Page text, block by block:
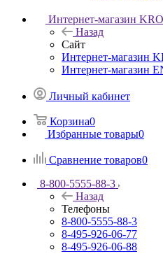
Интернет-магазин
Назад
Сайт
Интернет-магазин
Интернет-магазин
Личный кабинет
Корзина0
Избранные товары0
Сравнение товаров0
8-800-5555-88-3
Назад
Телефоны
8-800-5555-88-3
8-495-926-06-77
8-495-926-06-88